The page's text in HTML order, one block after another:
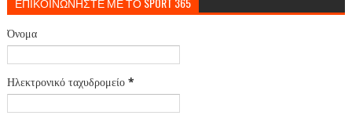
Όνομα
Ηλεκτρονικό ταχυδρομείο *